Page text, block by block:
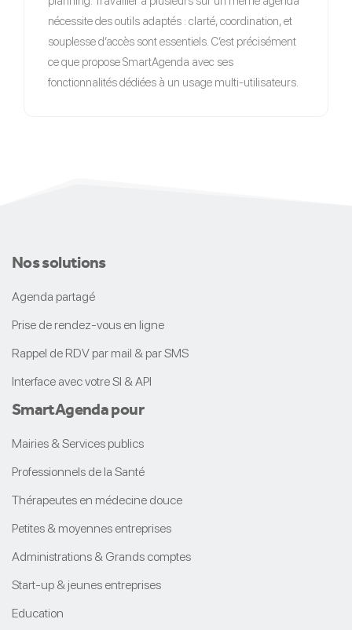
nécessite des outils adaptés : clarté, coordination, et
souplesse d’accès sont essentiels. C’est précisément
ce que propose SmartAgenda avec ses
fonctionnalités dédiées à un usage multi-utilisateurs.
Nos solutions
Agenda partagé
Prise de rendez-vous en ligne
Rappel de RDV par mail & par SMS
Interface avec votre SI & API
SmartAgendapour
Mairies & Services publics
Professionnels de la Santé
Thérapeutes en médecine douce
Petites & moyennes entreprises
Administrations & Grands comptes
Start-up & jeunes entreprises
Education